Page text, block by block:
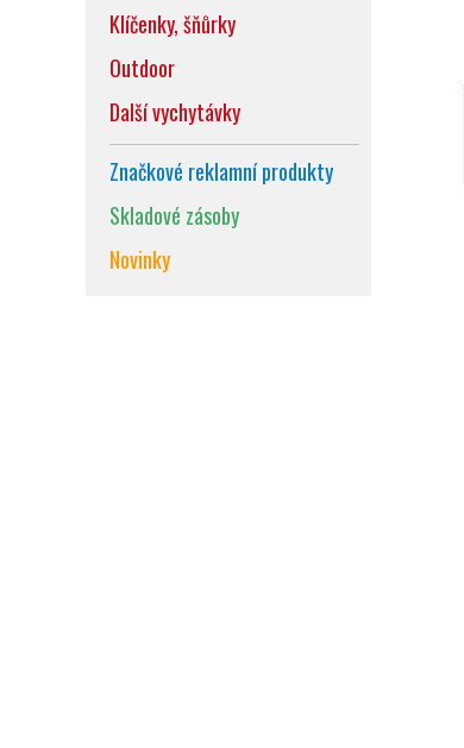
Klíčenky, šňůrky
Outdoor
Další vychytávky
Značkové reklamní produkty
Skladové zásoby
Novinky